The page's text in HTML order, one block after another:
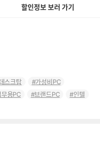
할인정보 보러 가기
스크탑
가성비PC
무용PC 브랜드PC 인텔